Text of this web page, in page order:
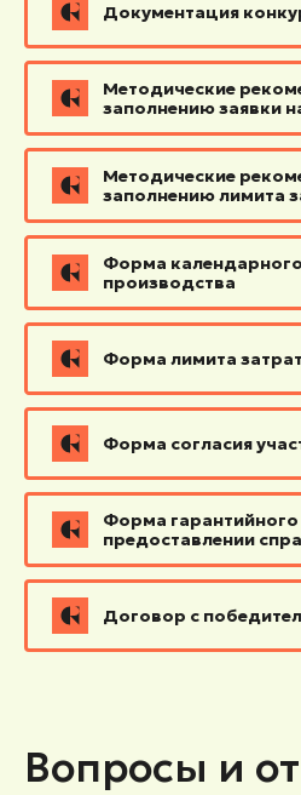
Документация
Методические
заполнению заявки
Методические
заполнению лимита
Форма
производства
Форма лимита затрат
Форма согласия
Форма гарантийного
предоставлении
Договор с
Вопросы и